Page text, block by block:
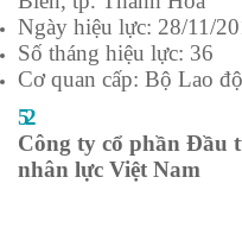
Ngày hiệu lực: 28/11/
Số tháng hiệu lực: 36
Cơ quan cấp: Bộ Lao
52
Công ty cổ phần Đầu
nhân lực Việt Nam